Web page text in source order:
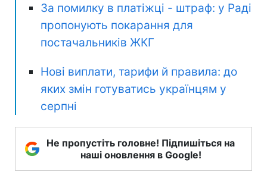
За помилку в платіжці - штраф: у Раді
пропонують покарання для
постачальників ЖКГ
Нові виплати, тарифи й правила: до
яких змін готуватись українцям у
серпні
Не пропустіть головне! Підпишіться на
наші оновлення в Google!